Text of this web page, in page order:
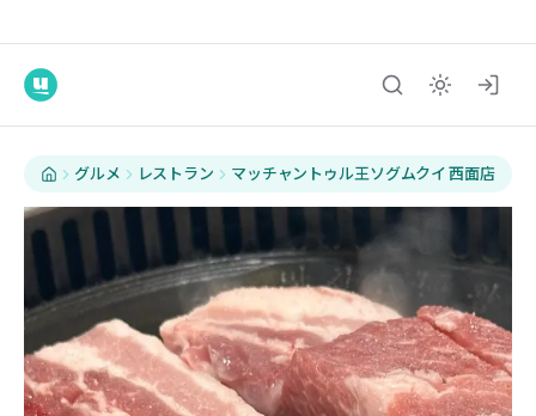
グルメ レストラン マッチャントゥル王ソグムクイ 西面店